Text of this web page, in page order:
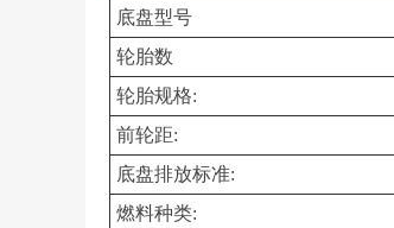
底盘型号
轮胎数
轮胎规格:
前轮距:
底盘排放标准:
燃料种类: